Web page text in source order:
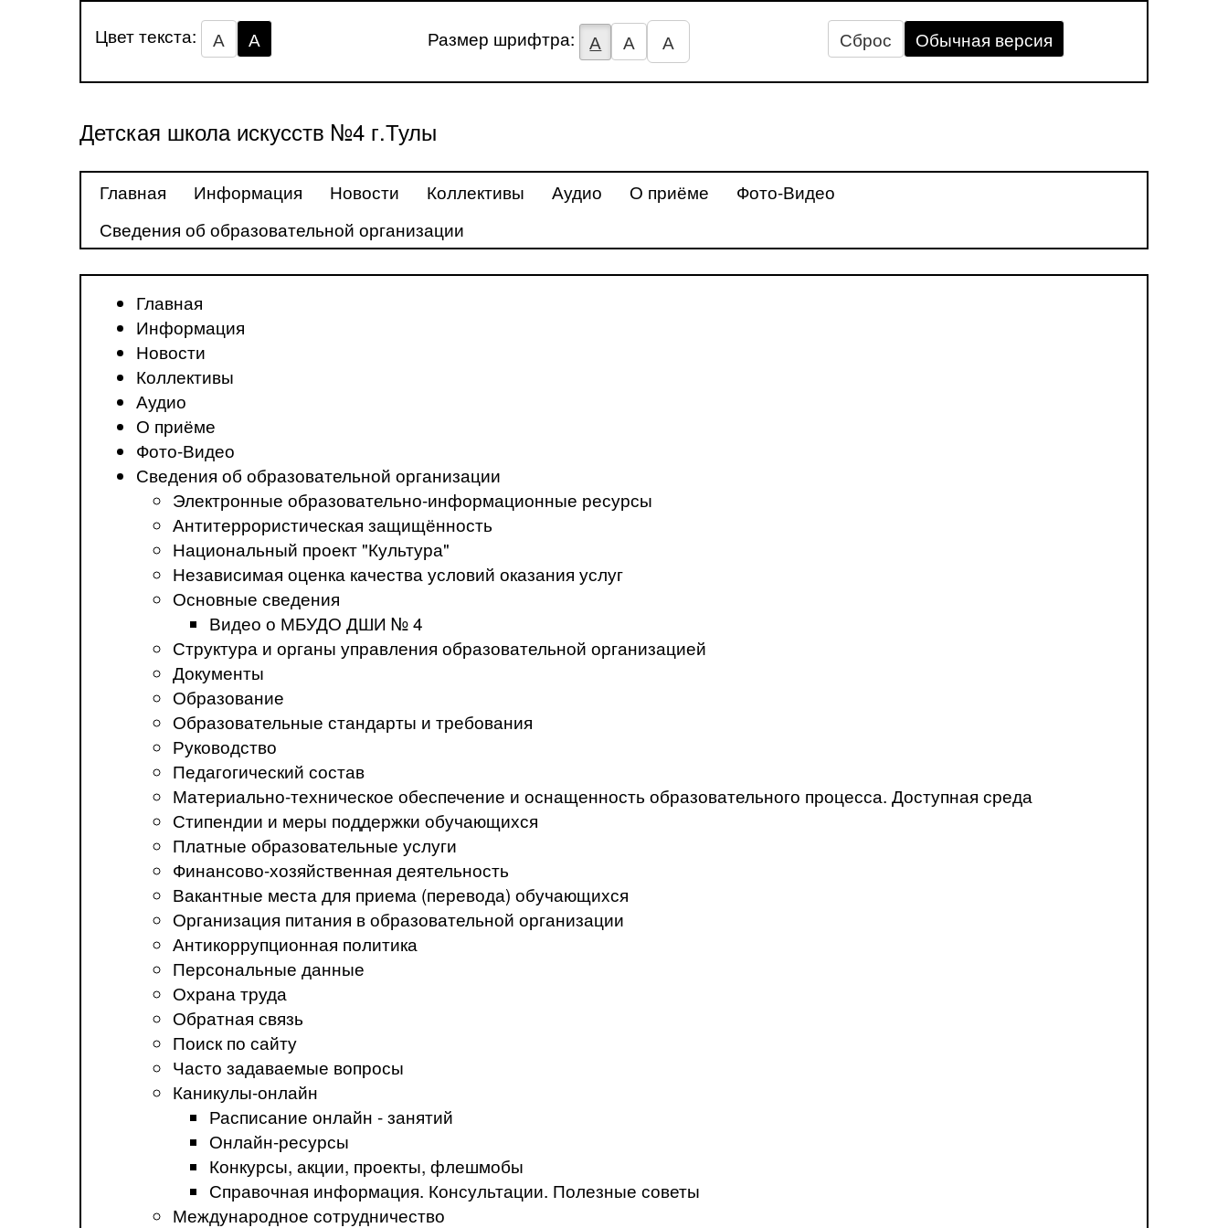
Цвет текста: А А Размер шрифтра: А А А Сброс Обычная версия
Детская школа искусств №4 г.Тулы
Главная Информация Новости Коллективы Аудио О приёме
Фото-Видео
Сведения об образовательной организации
Главная
Информация
Новости
Коллективы
Аудио
О приёме
Фото-Видео
Сведения об образовательной организации
Электронные образовательно-информационные ресурсы
Антитеррористическая защищённость
Национальный проект "Культура"
Независимая оценка качества условий оказания услуг
Основные сведения
Видео о МБУДО ДШИ № 4
Структура и органы управления образовательной организацией
Документы
Образование
Образовательные стандарты и требования
Руководство
Педагогический состав
Материально-техническое обеспечение и оснащенность образовательного процесса. Доступная среда
Стипендии и меры поддержки обучающихся
Платные образовательные услуги
Финансово-хозяйственная деятельность
Вакантные места для приема (перевода) обучающихся
Организация питания в образовательной организации
Антикоррупционная политика
Персональные данные
Охрана труда
Обратная связь
Поиск по сайту
Часто задаваемые вопросы
Каникулы-онлайн
Расписание онлайн - занятий
Онлайн-ресурсы
Конкурсы, акции, проекты, флешмобы
Справочная информация. Консультации. Полезные советы
Международное сотрудничество